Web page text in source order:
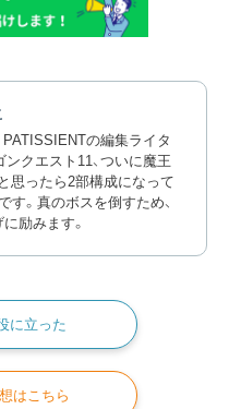
PATISSIENTの編集ライタ
ンクエスト11、ついに魔王
思ったら2部構成になって
す。真のボスを倒すため、
励みます。
に立った
はこちら